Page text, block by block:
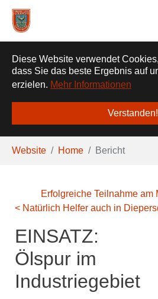
Diese Website verwendet
dass Sie das beste Ergebnis auf
erzielen. Mehr Informationen
Verstanden!
Sie sind hier:
Website Home Bericht
Erfolgreiche Teilnahme am
< Natürlich Helfer auch in
EINSATZ:
Ölspur im
Industriegebiet